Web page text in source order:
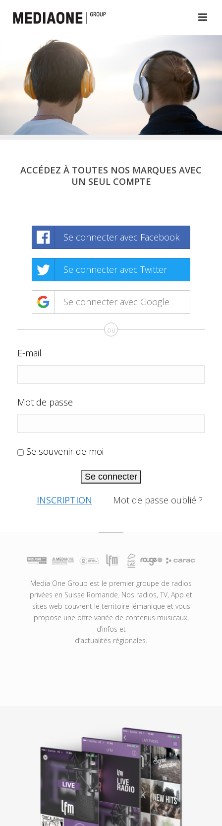
ACCÉDEZ À TOUTES NOS MARQUES AVEC
UN SEUL COMPTE
Se connecter avec Facebook
Se connecter avec Twitter
Se connecter avec Google
ou
E-mail
Mot de passe
Se souvenir de moi
Se connecter
INSCRIPTION Mot de passe oublié ?
Media One Group est le premier groupe de radios
privées en Suisse Romande. Nos radios, TV, App et
sites web couvrent le territoire lémanique et vous
propose une offre variée de contenus musicaux,
d’infos et
d’actualités régionales.